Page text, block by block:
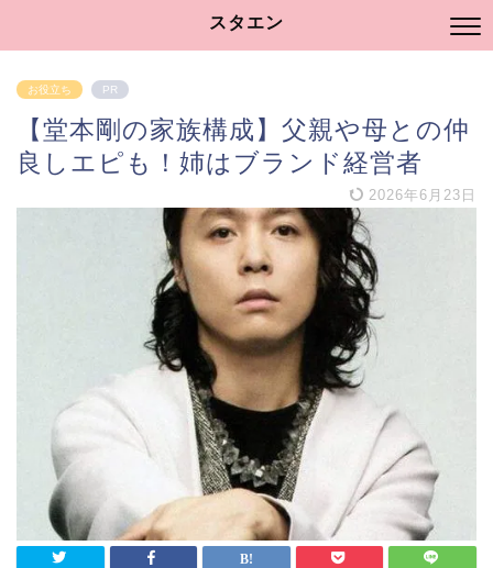
スタエン
お役立ち PR
【堂本剛の家族構成】父親や母との仲
良しエピも！姉はブランド経営者
2026年6月23日